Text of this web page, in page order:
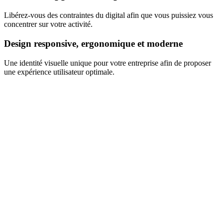
Libérez-vous des contraintes du digital afin que vous puissiez vous
concentrer sur votre activité.
Design responsive, ergonomique et moderne
Une identité visuelle unique pour votre entreprise afin de proposer
une expérience utilisateur optimale.